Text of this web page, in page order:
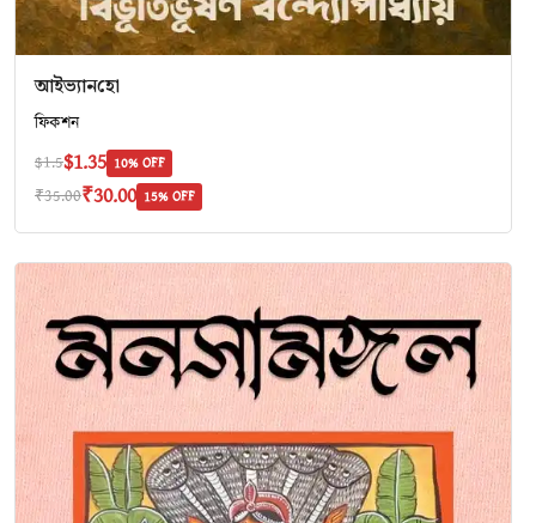
আইভ্যান‌হো
ফিকশন
$1.5$1.35 10% OFF
₹35.00₹30.00 15% OFF